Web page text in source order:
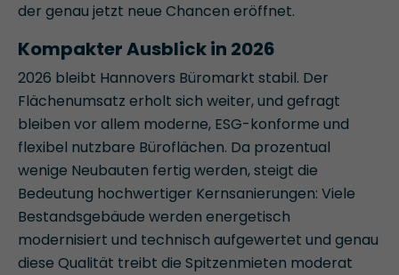
der genau jetzt neue Chancen eröffnet.
Kompakter Ausblick in 2026
2026 bleibt Hannovers Büromarkt stabil. Der
Flächenumsatz erholt sich weiter, und gefragt
bleiben vor allem moderne, ESG-konforme und
flexibel nutzbare Büroflächen. Da prozentual
wenige Neubauten fertig werden, steigt die
Bedeutung hochwertiger Kernsanierungen: Viele
Bestandsgebäude werden energetisch
modernisiert und technisch aufgewertet und genau
diese Qualität treibt die Spitzenmieten moderat